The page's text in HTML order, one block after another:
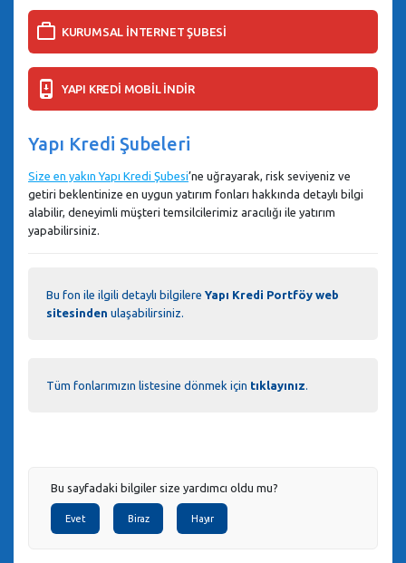
KURUMSAL İNTERNET ŞUBESİ
YAPI KREDİ MOBİL İNDİR
Yapı Kredi Şubeleri
Size en yakın Yapı Kredi Şubesi’ne uğrayarak, risk seviyeniz ve
getiri beklentinize en uygun yatırım fonları hakkında detaylı bilgi
alabilir, deneyimli müşteri temsilcilerimiz aracılığı ile yatırım
yapabilirsiniz.
Bu fon ile ilgili detaylı bilgilere Yapı Kredi Portföy web
sitesinden ulaşabilirsiniz.
Tüm fonlarımızın listesine dönmek için tıklayınız
Bu sayfadaki bilgiler size yardımcı oldu mu?
Evet Biraz Hayır